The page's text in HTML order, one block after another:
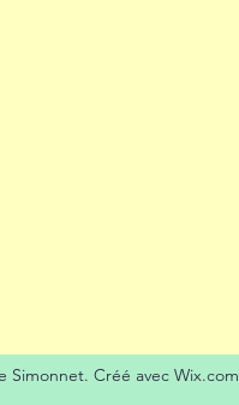
Simonnet. Créé avec Wix.com